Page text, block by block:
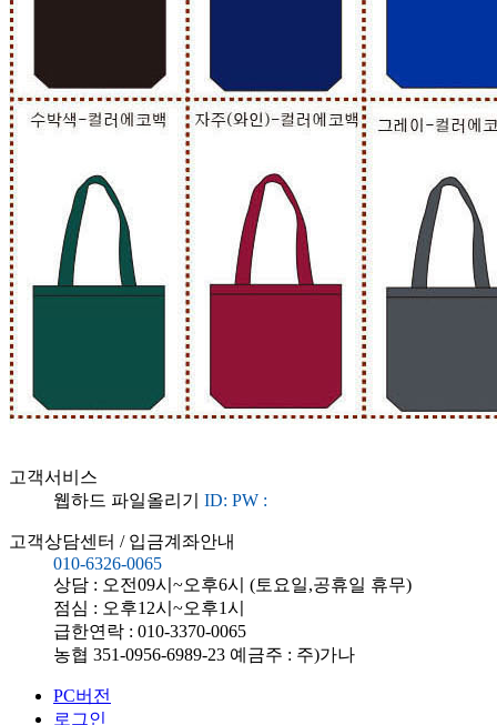
고객서비스
웹하드 파일올리기 ID: PW :
고객상담센터 / 입금계좌안내
010-6326-0065
상담 : 오전09시~오후6시 (토요일,공휴일 휴무)
점심 : 오후12시~오후1시
급한연락 : 010-3370-0065
농협 351-0956-6989-23 예금주 : 주)가나
PC버전
로그인